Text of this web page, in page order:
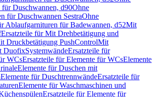
Duschwannen, d90Ohne
für Duschwannen SestraOhne
Ablaufgarnituren für Badewannen, d52Mit
Ersatzteile für Mit Drehbetätigung und
Druckbetätigung PushControlMit
DuofixSystemwändeErsatzteile für
WCsErsatzteile für Elemente für WCsElemente
Elemente für Duschen mit
Elemente für DuschtrennwändeErsatzteile für
Elemente für Waschmaschinen und
Ersatzteile für Elemente für